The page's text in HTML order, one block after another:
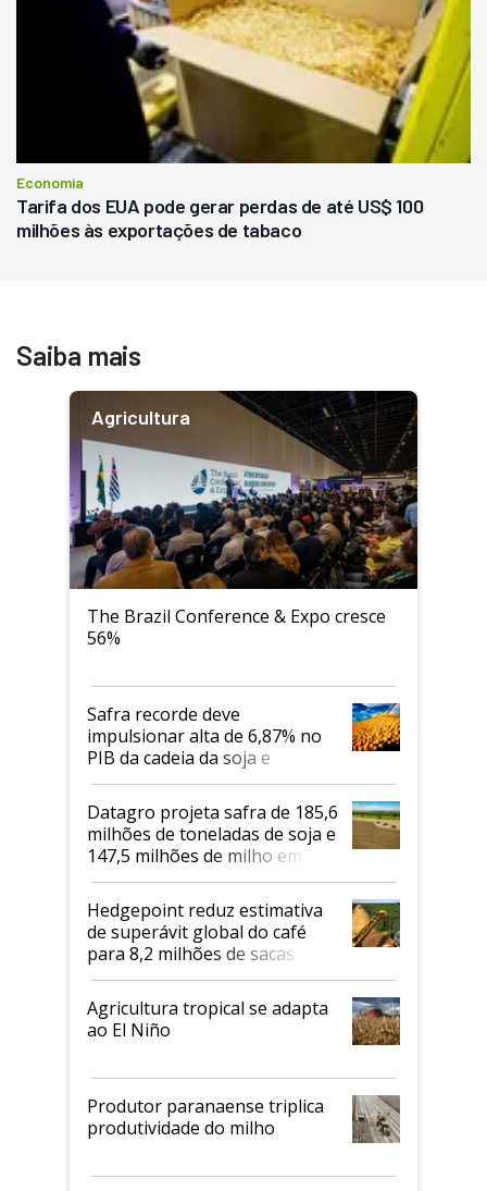
Economia
Tarifa dos EUA pode gerar perdas de até US$ 100
milhões às exportações de tabaco
Saiba mais
Agricultura
The Brazil Conference & Expo cresce
56%
Safra recorde deve
impulsionar alta de 6,87% no
PIB da cadeia da soja e
biodiesel em 2026
Datagro projeta safra de 185,6
milhões de toneladas de soja e
147,5 milhões de milho em
2026/27
Hedgepoint reduz estimativa
de superávit global do café
para 8,2 milhões de sacas
Agricultura tropical se adapta
ao El Niño
Produtor paranaense triplica
produtividade do milho